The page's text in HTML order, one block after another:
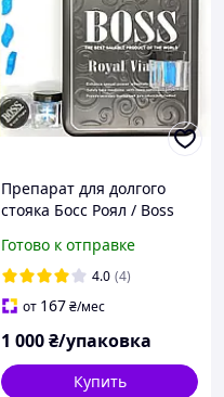
Препарат для долгого
стояка Босс Роял / Boss
Готово к отправке
4.0 (4)
от 167₴/мес
1 000₴/упаковка
Купить